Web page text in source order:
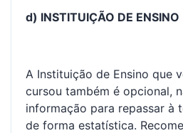
d) INSTITUIÇÃO DE ENSINO
A Instituição de Ensino que
cursou também é opcional,
informação para repassar à
de forma estatística.